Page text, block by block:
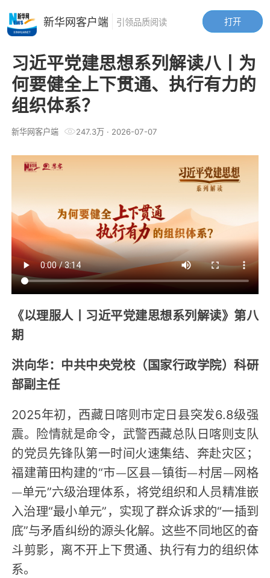
习近平党建思想系列解读八丨为
何要健全上下贯通、执行有力的
组织体系？
新华网客户端 247.3万· 2026-07-07
《以理服人丨习近平党建思想系列解读》第八
期
洪向华：中共中央党校（国家行政学院）科研
部副主任
2025年初，西藏日喀则市定日县突发6.8级强
震。险情就是命令，武警西藏总队日喀则支队
的党员先锋队第一时间火速集结、奔赴灾区；
福建莆田构建的“市—区县—镇街—村居—网格
—单元”六级治理体系，将党组织和人员精准嵌
入治理“最小单元”，实现了群众诉求的“一插到
底”与矛盾纠纷的源头化解。这些不同地区的奋
斗剪影，离不开上下贯通、执行有力的组织体
系。
打开
新华网客户端 引领品质阅读